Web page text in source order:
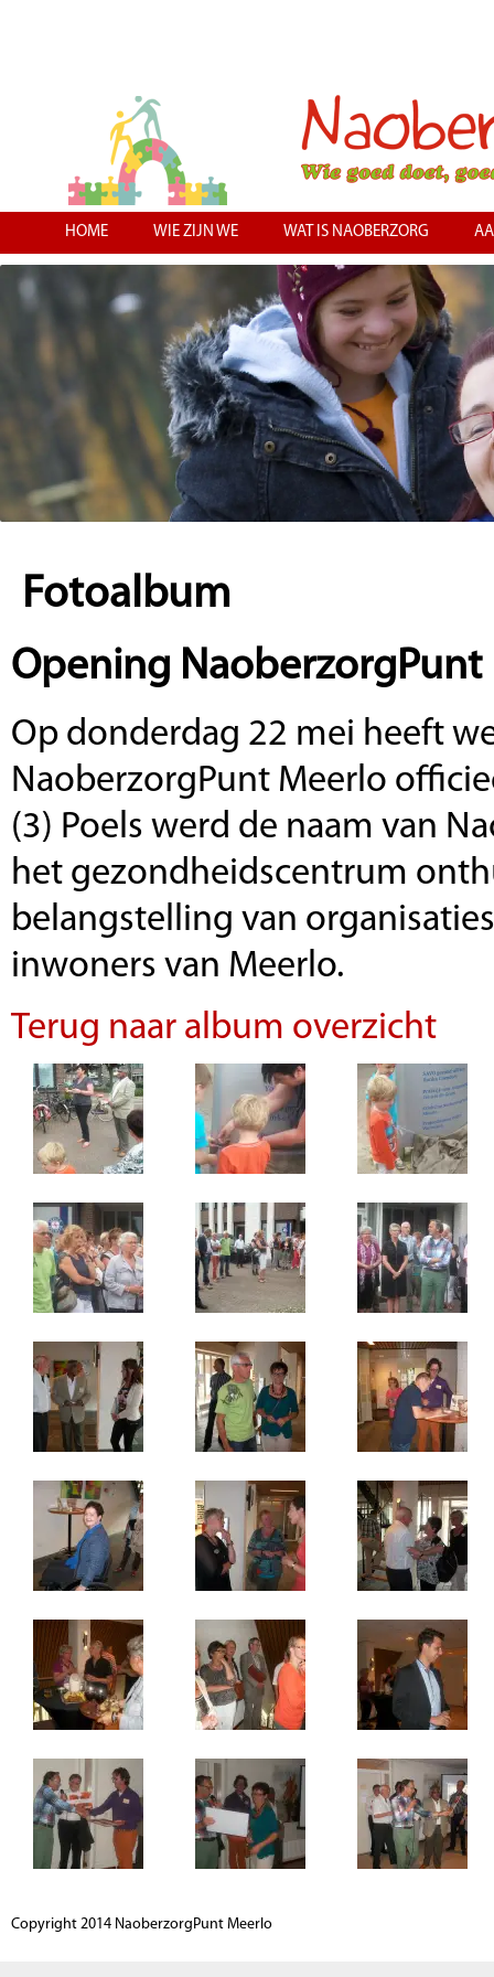
HOME WIE ZIJN WE WAT IS NAOBERZORG
Fotoalbum
Opening NaoberzorgPunt
Op donderdag 22 mei heeft
NaoberzorgPunt Meerlo
(3) Poels werd de naam van
het gezondheidscentrum
belangstelling van
inwoners van Meerlo.
Terug naar album overzicht
Copyright 2014 NaoberzorgPunt Meerlo